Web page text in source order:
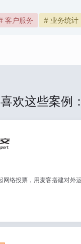
客户服务 # 业务统计
欢这些案例：
网络投票，用麦客搭建对外